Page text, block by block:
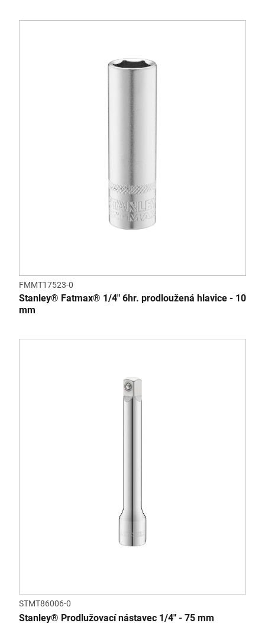
FMMT17523-0
Stanley® Fatmax® 1/4" 6hr. prodloužená hlavice - 10
mm
STMT86006-0
Stanley® Prodlužovací nástavec 1/4" - 75 mm